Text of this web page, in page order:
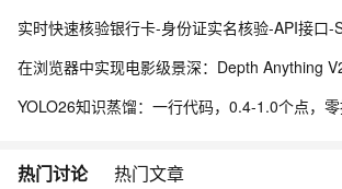
实时快速核验银行卡-身份证实名核验-API接口-
YOLO26知识蒸馏：一行代码，0.4-1.0个点，
热门讨论 热门文章